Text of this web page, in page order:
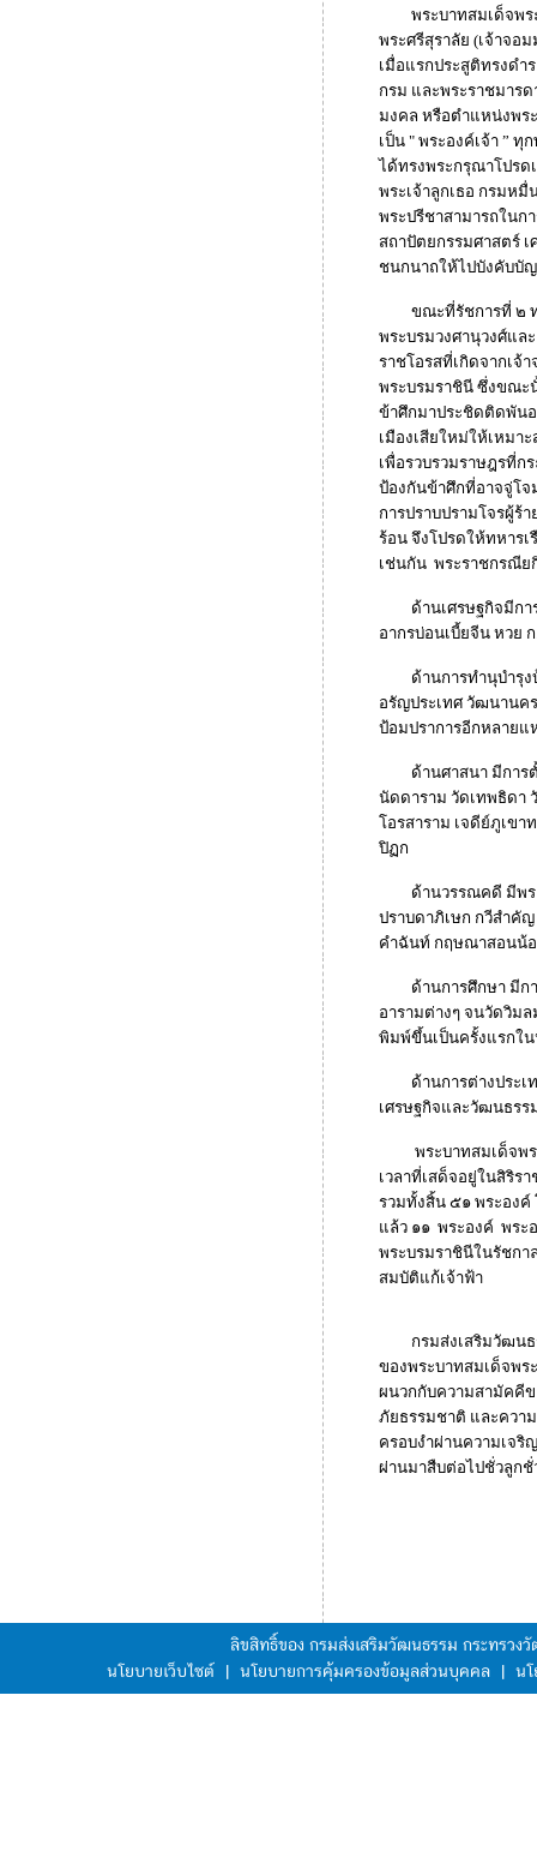
พระบาทสมเด็จพระนั่
พระศรีสุราลัย (เจ้าจ
เมื่อแรกประสูติทรงดำ
กรม และพระราชมาร
มงคล หรือตำแหน่งพร
เป็น " พระองค์เจ้า ”
ได้ทรงพระกรุณาโปรด
พระเจ้าลูกเธอ กรมห
พระปรีชาสามารถในก
สถาปัตยกรรมศาสตร์
ชนกนาถให้ไปบังคับบั
ขณะที่รัชการที่ ๒ ทร
พระบรมวงศานุวงศ์แล
ราชโอรสที่เกิดจากเจ้
พระบรมราชินี ซึ่งขณะ
ข้าศึกมาประชิดติดพัน
เมืองเสียใหม่ให้เหมา
เพื่อรวบรวมราษฎรที่ก
ป้องกันข้าศึกที่อาจจู่โจ
การปราบปรามโจรผู้ร้
ร้อน จึงโปรดให้ทหาร
เช่นกัน พระราชกรณี
ด้านเศรษฐกิจมีการ
อากรบ่อนเบี้ยจีน หวย
ด้านการทำนุบำรุงบ้
อรัญประเทศ วัฒนานค
ป้อมปราการอีกหลายแ
ด้านศาสนา มีการตั้ง
นัดดาราม วัดเทพธิดา
โอรสาราม เจดีย์ภูเข
ปิฏก
ด้านวรรณคดี มีพระร
ปราบดาภิเษก กวีสำคั
คำฉันท์ กฤษณาสอนน้
ด้านการศึกษา มีการ
อารามต่างๆ จนวัดวิม
พิมพ์ขึ้นเป็นครั้งแรกใน
ด้านการต่างประเท
เศรษฐกิจและวัฒนธรร
พระบาทสมเด็จพระ
เวลาที่เสด็จอยู่ในสิริร
รวมทั้งสิ้น ๕๑ พระองค์
แล้ว ๑๑ พระองค์ พระ
พระบรมราชินีในรัชกา
สมบัติแก้เจ้าฟ้า
กรมส่งเสริมวัฒนธร
ของพระบาทสมเด็จพร
ผนวกกับความสามัคคีข
ภัยธรรมชาติ และควา
ครอบงำผ่านความเจริ
ผ่านมาสืบต่อไปชั่วลูกชั่
ลิขสิทธิ์ของ กรมส่งเสริมวัฒนธรรม กระทรว
นโยบายเว็บไซต์
| นโยบายการคุ้มครองข้อมูลส่วนบุคคล | น